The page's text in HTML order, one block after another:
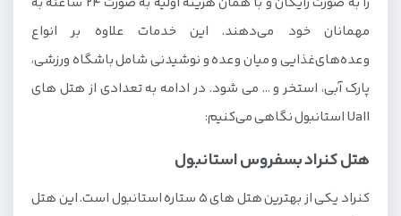
مهمانان خود می‌دهند. این خدمات علاوه بر انواع
وعده‌های‌غذایی و میان وعده و نوشیدنی شامل باشگاه ورزشی،
پارک آبی، استخر و … می شود. در ادامه به تعدادی از هتل های
Uall استانبول نگاهی می‌کنیم:
هتل کنراد بسفروس استانبول
کنراد یکی از بهترین هتل های 5 ستاره استانبول است. این هتل